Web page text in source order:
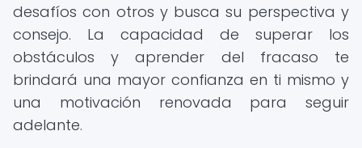
desafíos con otros y busca su perspectiva y
consejo. La capacidad de superar los
obstáculos y aprender del fracaso te
brindará una mayor confianza en ti mismo y
una motivación renovada para seguir
adelante.